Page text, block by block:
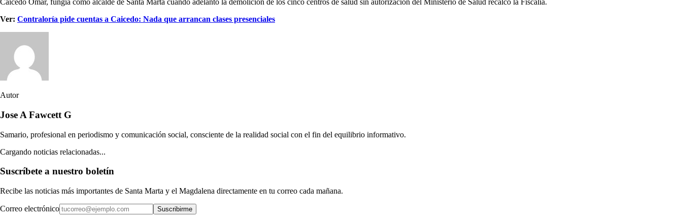
Caicedo Omar, fungía como alcalde de Santa Marta cuando adelantó la demolición de los cinco centros de salud sin autorización del Ministerio de Salud recalcó la Fiscalía.
Ver: Contraloría pide cuentas a Caicedo: Nada que arrancan clases presenciales
Autor
Jose A Fawcett G
Samario, profesional en periodismo y comunicación social, consciente de la realidad social con el fin del equilibrio informativo.
Cargando noticias relacionadas...
Suscríbete a nuestro boletín
Recibe las noticias más importantes de Santa Marta y el Magdalena directamente en tu correo cada mañana.
Correo electrónico Suscribirme